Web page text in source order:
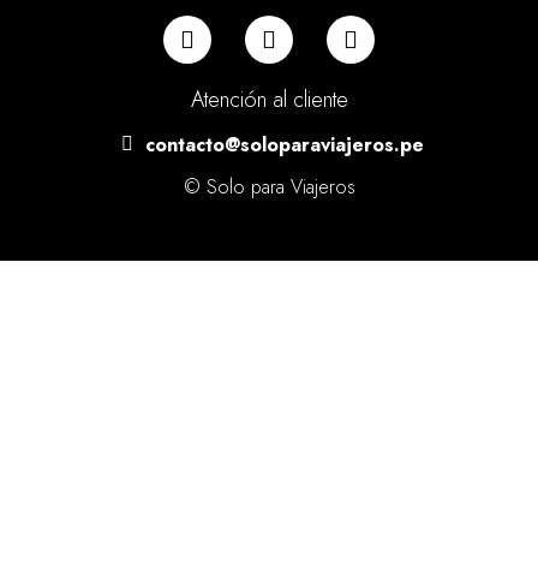
Atención al cliente
contacto@soloparaviajeros.pe
© Solo para Viajeros